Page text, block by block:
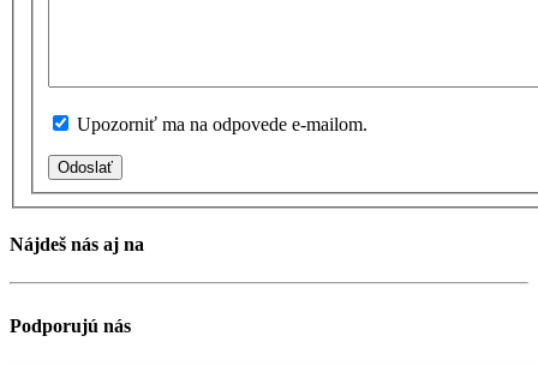
Upozorniť ma na odpovede e-mailom.
Odoslať
Nájdeš nás aj na
Podporujú nás